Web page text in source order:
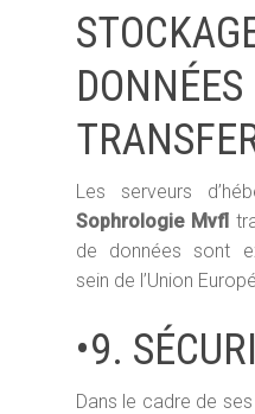
DONNÉES
Les serveurs
Sophrologie Mvfl
de données sont
sein de l’Union
•9.
Dans le cadre de